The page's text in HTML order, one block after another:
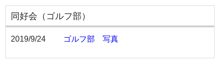
同好会（ゴルフ部）
2019/9/24 ゴルフ部 写真